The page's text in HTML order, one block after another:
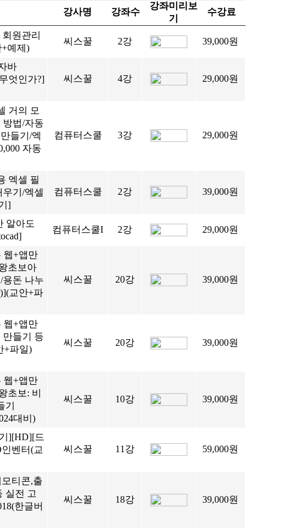
강사명 강좌수
강좌미리보
기
수강료
원관리
예제)
씨스꿀 2강 39,000원
바
엇인가?]
씨스꿀 4강 29,000원
거의 모
방법/자동
들기/엑
자동
컴퓨터스쿨 3강 29,000원
엑셀 필
우기/엑셀
]
컴퓨터스쿨 2강 39,000원
알아도
컴퓨터스쿨I 2강 29,000원
웹+앱만
초보아
용돈 나누
교안+파
씨스꿀 20강 39,000원
웹+앱만
들기 등
+파일)
씨스꿀 20강 39,000원
웹+앱만
초보: 비
대비)
씨스꿀 10강 39,000원
][HD][드
벤터(교
씨스꿀 11강 59,000원
티콘,출
실전 고
한글버
씨스꿀 18강 39,000원